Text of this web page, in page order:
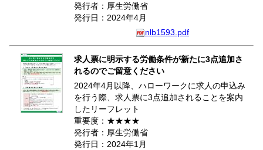
発行者：厚生労働省
発行日：2024年4月
nlb1593.pdf
求人票に明示する労働条件が新たに3点追加さ
れるのでご留意ください
2024年4月以降、ハローワークに求人の申込み
を行う際、求人票に3点追加されることを案内
したリーフレット
重要度：★★★★
発行者：厚生労働省
発行日：2024年1月